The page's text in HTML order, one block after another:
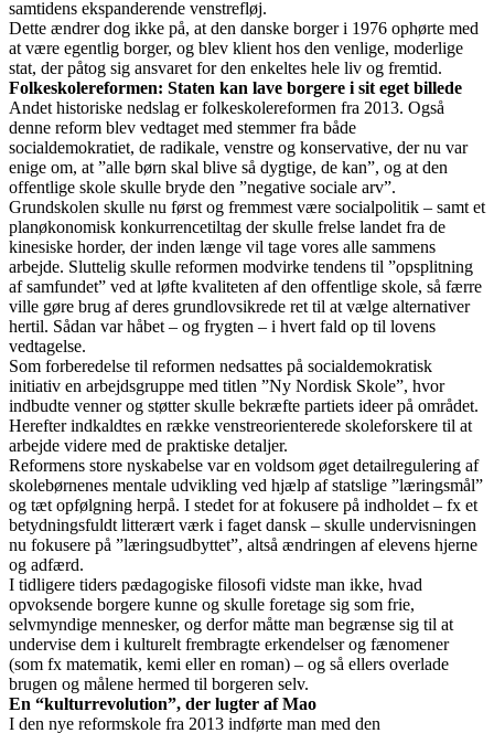
samtidens ekspanderende venstrefløj.
Dette ændrer dog ikke på, at den danske borger i 1976 ophørte med
at være egentlig borger, og blev klient hos den venlige, moderlige
stat, der påtog sig ansvaret for den enkeltes hele liv og fremtid.
Folkeskolereformen: Staten kan lave borgere i sit eget billede
Andet historiske nedslag er folkeskolereformen fra 2013. Også
denne reform blev vedtaget med stemmer fra både
socialdemokratiet, de radikale, venstre og konservative, der nu var
enige om, at ”alle børn skal blive så dygtige, de kan”, og at den
offentlige skole skulle bryde den ”negative sociale arv”.
Grundskolen skulle nu først og fremmest være socialpolitik – samt et
planøkonomisk konkurrencetiltag der skulle frelse landet fra de
kinesiske horder, der inden længe vil tage vores alle sammens
arbejde. Sluttelig skulle reformen modvirke tendens til ”opsplitning
af samfundet” ved at løfte kvaliteten af den offentlige skole, så færre
ville gøre brug af deres grundlovsikrede ret til at vælge alternativer
hertil. Sådan var håbet – og frygten – i hvert fald op til lovens
vedtagelse.
Som forberedelse til reformen nedsattes på socialdemokratisk
initiativ en arbejdsgruppe med titlen ”Ny Nordisk Skole”, hvor
indbudte venner og støtter skulle bekræfte partiets ideer på området.
Herefter indkaldtes en række venstreorienterede skoleforskere til at
arbejde videre med de praktiske detaljer.
Reformens store nyskabelse var en voldsom øget detailregulering af
skolebørnenes mentale udvikling ved hjælp af statslige ”læringsmål”
og tæt opfølgning herpå. I stedet for at fokusere på indholdet – fx et
betydningsfuldt litterært værk i faget dansk – skulle undervisningen
nu fokusere på ”læringsudbyttet”, altså ændringen af elevens hjerne
og adfærd.
I tidligere tiders pædagogiske filosofi vidste man ikke, hvad
opvoksende borgere kunne og skulle foretage sig som frie,
selvmyndige mennesker, og derfor måtte man begrænse sig til at
undervise dem i kulturelt frembragte erkendelser og fænomener
(som fx matematik, kemi eller en roman) – og så ellers overlade
brugen og målene hermed til borgeren selv.
En “kulturrevolution”, der lugter af Mao
I den nye reformskole fra 2013 indførte man med den